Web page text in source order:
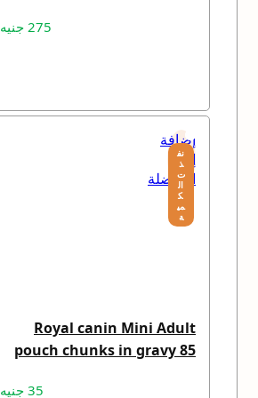
275 جنيه
نف
ذ
ت
ال
ك
مي
ة
إضافة
إلى
المفضلة
Royal canin Mini Adult
pouch chunks in gravy 85
35 جنيه